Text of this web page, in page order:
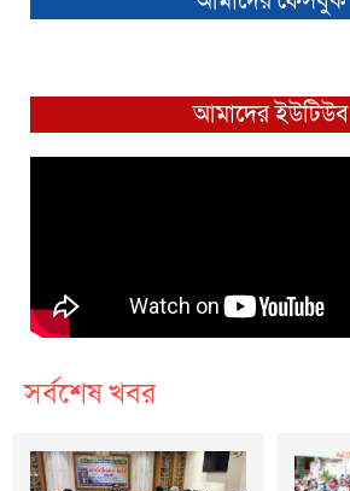
আমাদের ইউটিউব
সর্বশেষ খবর